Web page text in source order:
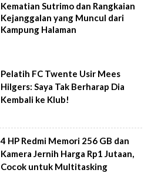
Kematian Sutrimo dan Rangkaian
Kejanggalan yang Muncul dari
Kampung Halaman
Pelatih FC Twente Usir Mees
Hilgers: Saya Tak Berharap Dia
Kembali ke Klub!
4 HP Redmi Memori 256 GB dan
Kamera Jernih Harga Rp1 Jutaan,
Cocok untuk Multitasking